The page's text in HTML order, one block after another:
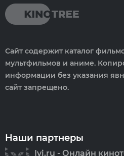
Сайт содержит каталог
мультфильмов и аниме.
информации без указания
сайт запрещено.
Наши партнеры
Ivi.ru - Онлайн